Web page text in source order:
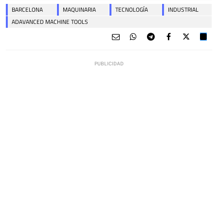
BARCELONA MAQUINARIA TECNOLOGÍA
INDUSTRIAL
ADAVANCED MACHINE TOOLS